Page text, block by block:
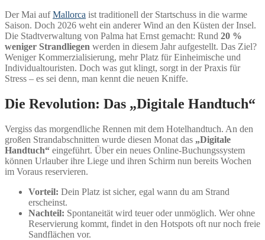
Der Mai aufMallorca ist traditionell der Startschuss in die warme
Saison. Doch 2026 weht ein anderer Wind an den Küsten der Insel.
Die Stadtverwaltung von Palma hat Ernst gemacht: Rund 20 %
weniger Strandliegen werden in diesem Jahr aufgestellt. Das Ziel?
Weniger Kommerzialisierung, mehr Platz für Einheimische und
Individualtouristen. Doch was gut klingt, sorgt in der Praxis für
Stress – es sei denn, man kennt die neuen Kniffe.
Die Revolution: Das „Digitale Handtuch“
Vergiss das morgendliche Rennen mit dem Hotelhandtuch. An den
großen Strandabschnitten wurde diesen Monat das „Digitale
Handtuch“ eingeführt. Über ein neues Online-Buchungssystem
können Urlauber ihre Liege und ihren Schirm nun bereits Wochen
im Voraus reservieren.
Vorteil: Dein Platz ist sicher, egal wann du am Strand
erscheinst.
Nachteil: Spontaneität wird teuer oder unmöglich. Wer ohne
Reservierung kommt, findet in den Hotspots oft nur noch freie
Sandflächen vor.